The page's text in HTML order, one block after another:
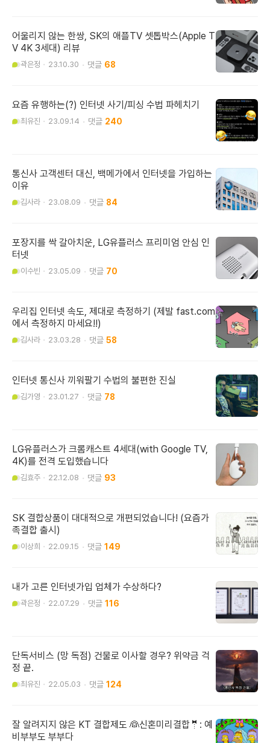
어울리지 않는 한쌍, SK의 애플TV 셋톱박스(Apple T
V 4K 3세대) 리뷰
곽은정 23.10.30 68
요즘 유행하는(?) 인터넷 사기/피싱 수법 파헤치기
최유진 23.09.14 240
통신사 고객센터 대신, 백메가에서 인터넷을 가입하는
이유
김사라 23.08.09 84
포장지를 싹 갈아치운, LG유플러스 프리미엄 안심 인
터넷
이수빈 23.05.09 70
우리집 인터넷 속도, 제대로 측정하기 (제발 fast.com
에서 측정하지 마세요!!)
김사라 23.03.28 58
인터넷 통신사 끼워팔기 수법의 불편한 진실
김가영 23.01.27 78
LG유플러스가 크롬캐스트 4세대(with Google TV,
4K)를 전격 도입했습니다
김효주 22.12.08 93
SK 결합상품이 대대적으로 개편되었습니다! (요즘가
족결합 출시)
이상희 22.09.15 149
내가 고른 인터넷가입 업체가 수상하다?
곽은정 22.07.29 116
단독서비스 (망 독점) 건물로 이사할 경우? 위약금 걱
정 끝.
최유진 22.05.03 124
잘 알려지지 않은 KT 결합제도 👰신혼미리결합🤵: 예
비부부도 부부다